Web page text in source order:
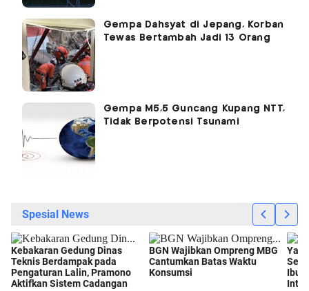
Gempa Dahsyat di Jepang, Korban
Tewas Bertambah Jadi 13 Orang
Gempa M5,5 Guncang Kupang NTT,
Tidak Berpotensi Tsunami